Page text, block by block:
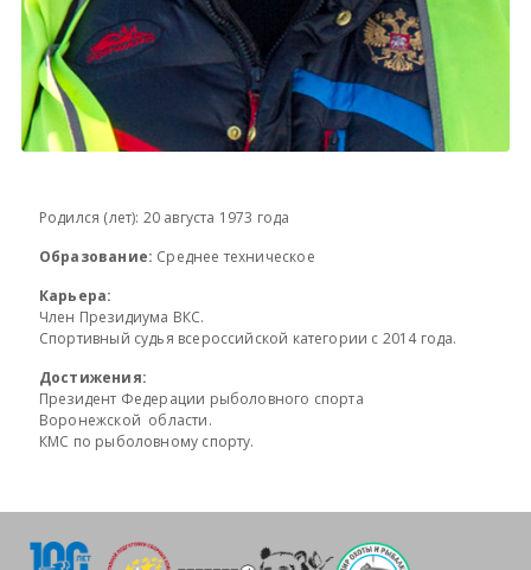
Родился (лет): 20 августа 1973 года
Образование: Среднее техническое
Карьера:
Член Президиума ВКС.
Спортивный судья всероссийской категории с 2014 года.
Достижения:
Президент Федерации рыболовного спорта
Воронежской области.
КМС по рыболовному спорту.